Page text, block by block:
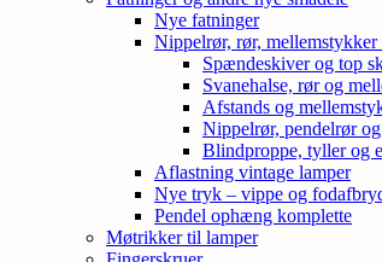
Nye fatninger
Nippelrør, rør, mellemstykker
Spændeskiver og top
Svanehalse, rør og
Afstands og
Nippelrør, pendelrør
Blindproppe, tyller og
Aflastning vintage lamper
Nye tryk – vippe og
Pendel ophæng komplette
Møtrikker til lamper